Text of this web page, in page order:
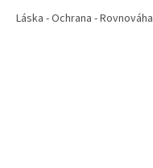
Láska - Ochrana - Rovnováha